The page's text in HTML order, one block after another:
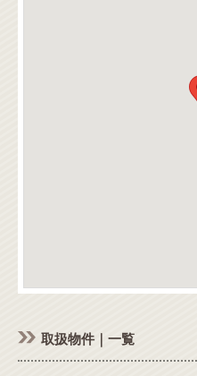
取扱物件｜一覧